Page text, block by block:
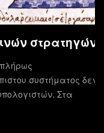
στρατηγών
συστήματος δεν
Στα